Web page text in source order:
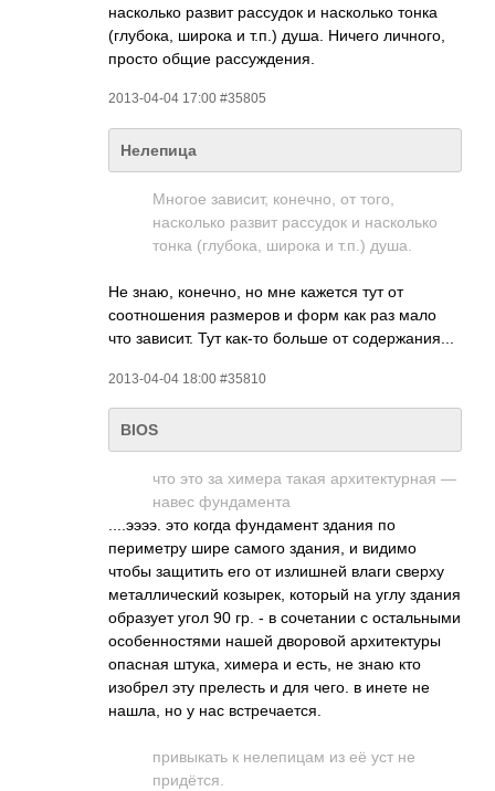
насколько развит рассудок и насколько тонка
(глубока, широка и т.п.) душа. Ничего личного,
просто общие рассуждения.
2013-04-04 17:00 #35805
Нелепица
Многое зависит, конечно, от того,
насколько развит рассудок и насколько
тонка (глубока, широка и т.п.) душа.
Не знаю, конечно, но мне кажется тут от
соотношения размеров и форм как раз мало
что зависит. Тут как-то больше от содержания...
2013-04-04 18:00 #35810
BIOS
что это за химера такая архитектурная —
навес фундамента
....ээээ. это когда фундамент здания по
периметру шире самого здания, и видимо
чтобы защитить его от излишней влаги сверху
металлический козырек, который на углу здания
образует угол 90 гр. - в сочетании с остальными
особенностями нашей дворовой архитектуры
опасная штука, химера и есть, не знаю кто
изобрел эту прелесть и для чего. в инете не
нашла, но у нас встречается.
привыкать к нелепицам из её уст не
придётся.